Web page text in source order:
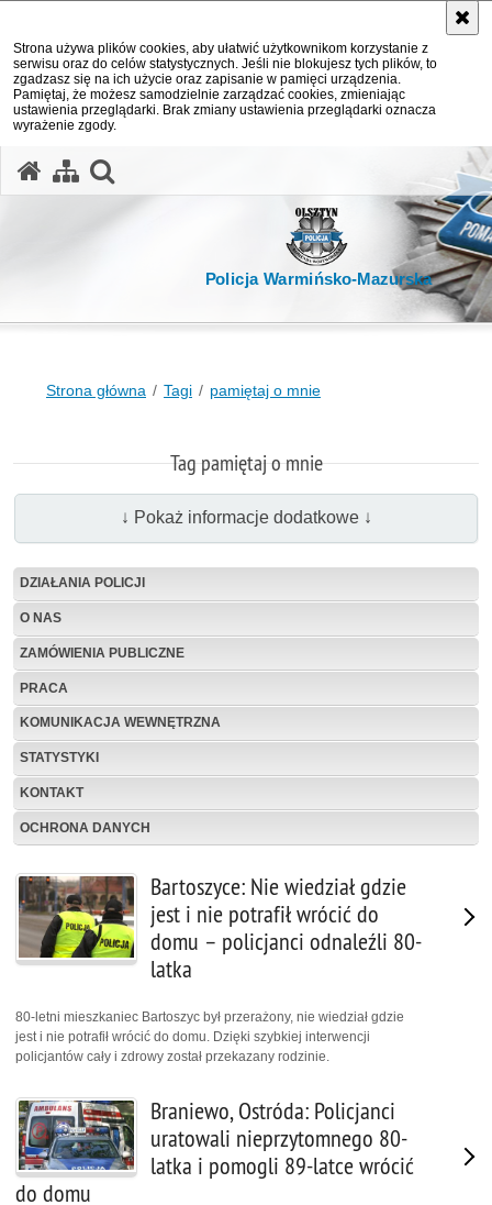
Strona używa plików cookies, aby ułatwić użytkownikom korzystanie z
serwisu oraz do celów statystycznych. Jeśli nie blokujesz tych plików, to
zgadzasz się na ich użycie oraz zapisanie w pamięci urządzenia.
Pamiętaj, że możesz samodzielnie zarządzać cookies, zmieniając
ustawienia przeglądarki. Brak zmiany ustawienia przeglądarki oznacza
wyrażenie zgody.
Policja Warmińsko-Mazurska
Strona główna Tagi pamiętaj o mnie
Tag pamiętaj o mnie
↓ Pokaż informacje dodatkowe ↓
DZIAŁANIA POLICJI
O NAS
ZAMÓWIENIA PUBLICZNE
PRACA
KOMUNIKACJA WEWNĘTRZNA
STATYSTYKI
KONTAKT
OCHRONA DANYCH
Bartoszyce: Nie wiedział gdzie
jest i nie potrafił wrócić do
domu – policjanci odnaleźli 80-
latka
80-letni mieszkaniec Bartoszyc był przerażony, nie wiedział gdzie
jest i nie potrafił wrócić do domu. Dzięki szybkiej interwencji
policjantów cały i zdrowy został przekazany rodzinie.
Braniewo, Ostróda: Policjanci
uratowali nieprzytomnego 80-
latka i pomogli 89-latce wrócić
do domu